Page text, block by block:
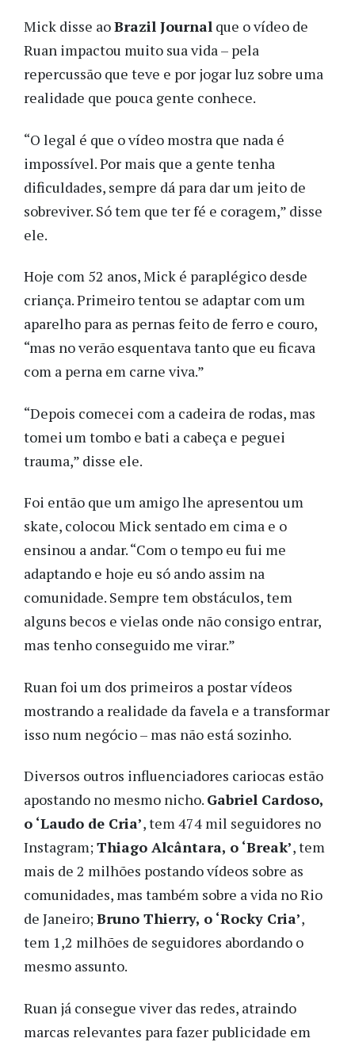
Mick disse aoBrazil Journal que o vídeo de
Ruan impactou muito sua vida – pela
repercussão que teve e por jogar luz sobre uma
realidade que pouca gente conhece.
“O legal é que o vídeo mostra que nada é
impossível. Por mais que a gente tenha
dificuldades, sempre dá para dar um jeito de
sobreviver. Só tem que ter fé e coragem,” disse
ele.
Hoje com 52 anos, Mick é paraplégico desde
criança. Primeiro tentou se adaptar com um
aparelho para as pernas feito de ferro e couro,
“mas no verão esquentava tanto que eu ficava
com a perna em carne viva.”
“Depois comecei com a cadeira de rodas, mas
tomei um tombo e bati a cabeça e peguei
trauma,” disse ele.
Foi então que um amigo lhe apresentou um
skate, colocou Mick sentado em cima e o
ensinou a andar. “Com o tempo eu fui me
adaptando e hoje eu só ando assim na
comunidade. Sempre tem obstáculos, tem
alguns becos e vielas onde não consigo entrar,
mas tenho conseguido me virar.”
Ruan foi um dos primeiros a postar vídeos
mostrando a realidade da favela e a transformar
isso num negócio – mas não está sozinho.
Diversos outros influenciadores cariocas estão
apostando no mesmo nicho. Gabriel Cardoso,
o ‘Laudo de Cria’, tem 474 mil seguidores no
Instagram;Thiago Alcântara, o ‘Break’, tem
mais de 2 milhões postando vídeos sobre as
comunidades, mas também sobre a vida no Rio
de Janeiro;Bruno Thierry, o ‘Rocky Cria’,
tem 1,2 milhões de seguidores abordando o
mesmo assunto.
Ruan já consegue viver das redes, atraindo
marcas relevantes para fazer publicidade em